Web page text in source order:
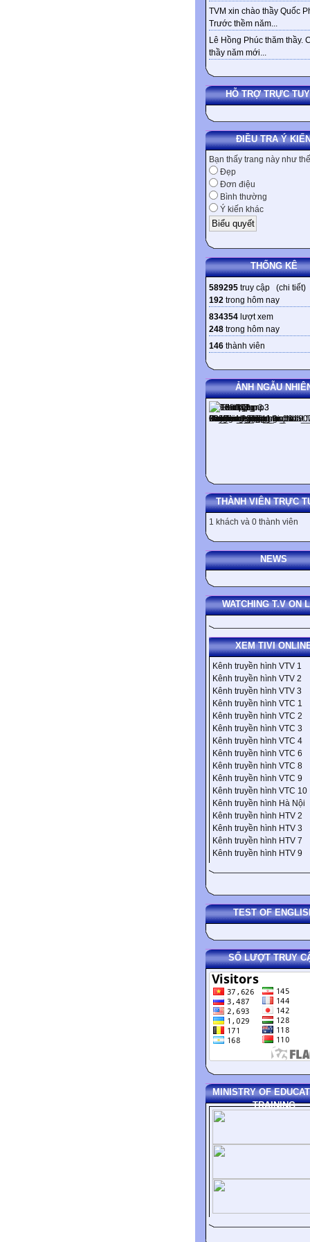
TVM xin chào thầy Quốc
Trước thềm năm...
Lê Hồng Phúc thăm thầy.
thầy năm mới...
HỖ TRỢ TRỰC
ĐIỀU TRA Ý
Bạn thấy trang này như
Đẹp
Đơn điệu
Bình thường
Ý kiến khác
THỐNG KÊ
589295 truy cập (chi tiết)
192 trong hôm nay
834354 lượt xem
248 trong hôm nay
146 thành viên
ẢNH NGẪU
THÀNH VIÊN TRỰC
1 khách và 0 thành viên
NEWS
WATCHING T.V ON
XEM TIVI
Kênh truyền hình VTV 1
Kênh truyền hình VTV 2
Kênh truyền hình VTV 3
Kênh truyền hình VTC 1
Kênh truyền hình VTC 2
Kênh truyền hình VTC 3
Kênh truyền hình VTC 4
Kênh truyền hình VTC 6
Kênh truyền hình VTC 8
Kênh truyền hình VTC 9
Kênh truyền hình VTC 10
Kênh truyền hình Hà Nội
Kênh truyền hình HTV 2
Kênh truyền hình HTV 3
Kênh truyền hình HTV 7
Kênh truyền hình HTV 9
TEST OF
SỐ LƯỢT TRUY
MINISTRY OF
TRAINING